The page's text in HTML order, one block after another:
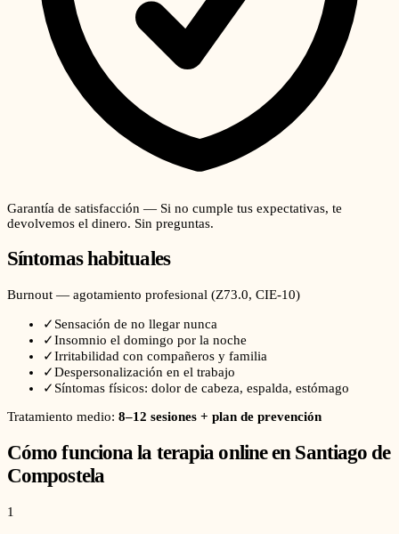
Garantía de satisfacción — Si no cumple tus expectativas, te
devolvemos el dinero. Sin preguntas.
Síntomas habituales
Burnout — agotamiento profesional (Z73.0, CIE-10)
✓ Sensación de no llegar nunca
✓Insomnio el domingo por la noche
✓Irritabilidad con compañeros y familia
✓Despersonalización en el trabajo
✓ Síntomas físicos: dolor de cabeza, espalda, estómago
Tratamiento medio: 8–12 sesiones + plan de prevención
Cómo funciona la terapia online en Santiago de
Compostela
1